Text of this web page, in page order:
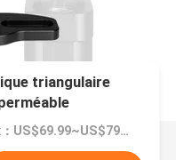
triangulaire
Prix：US$69.99~US$79.99